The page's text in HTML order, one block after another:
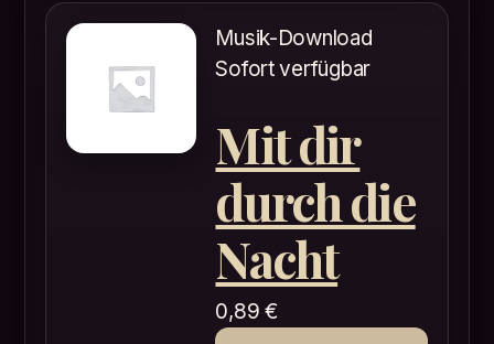
Musik-Download
Sofort verfügbar
Mit dir
durch die
Nacht
0,89€